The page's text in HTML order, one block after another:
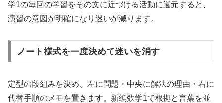
学1の毎回の学習をその文に近づける活動に還元すると、
演習の意図が明確になり迷いが減ります。
ノート様式を一度決めて迷いを消す
定型の段組みを決め、左に問題・中央に解法の理由・右に
代替手順のメモを置きます。新編数学1で根拠と言葉を並